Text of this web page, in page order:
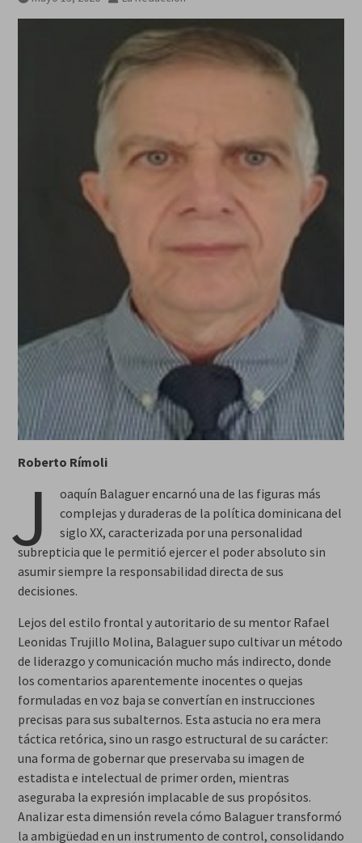
Roberto Rímoli
J
oaquín Balaguer encarnó una de las figuras más
complejas y duraderas de la política dominicana del
siglo XX, caracterizada por una personalidad
subrepticia que le permitió ejercer el poder absoluto sin
asumir siempre la responsabilidad directa de sus
decisiones.
Lejos del estilo frontal y autoritario de su mentor Rafael
Leonidas Trujillo Molina, Balaguer supo cultivar un método
de liderazgo y comunicación mucho más indirecto, donde
los comentarios aparentemente inocentes o quejas
formuladas en voz baja se convertían en instrucciones
precisas para sus subalternos. Esta astucia no era mera
táctica retórica, sino un rasgo estructural de su carácter:
una forma de gobernar que preservaba su imagen de
estadista e intelectual de primer orden, mientras
aseguraba la expresión implacable de sus propósitos.
Analizar esta dimensión revela cómo Balaguer transformó
la ambigüedad en un instrumento de control, consolidando